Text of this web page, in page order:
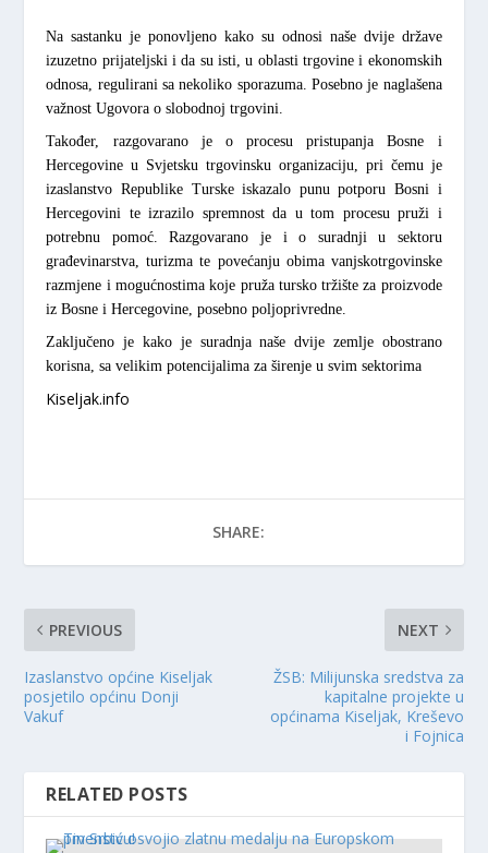
Na sastanku je ponovljeno kako su odnosi naše dvije države
izuzetno prijateljski i da su isti, u oblasti trgovine i ekonomskih
odnosa, regulirani sa nekoliko sporazuma. Posebno je naglašena
važnost Ugovora o slobodnoj trgovini.
Također, razgovarano je o procesu pristupanja Bosne i
Hercegovine u Svjetsku trgovinsku organizaciju, pri čemu je
izaslanstvo Republike Turske iskazalo punu potporu Bosni i
Hercegovini te izrazilo spremnost da u tom procesu pruži i
potrebnu pomoć. Razgovarano je i o suradnji u sektoru
građevinarstva, turizma te povećanju obima vanjskotrgovinske
razmjene i mogućnostima koje pruža tursko tržište za proizvode
iz Bosne i Hercegovine, posebno poljoprivredne.
Zaključeno je kako je suradnja naše dvije zemlje obostrano
korisna, sa velikim potencijalima za širenje u svim sektorima
Kiseljak.info
SHARE:
PREVIOUS
Izaslanstvo općine Kiseljak
posjetilo općinu Donji
Vakuf
NEXT
ŽSB: Milijunska sredstva za
kapitalne projekte u
općinama Kiseljak, Kreševo
i Fojnica
RELATED POSTS